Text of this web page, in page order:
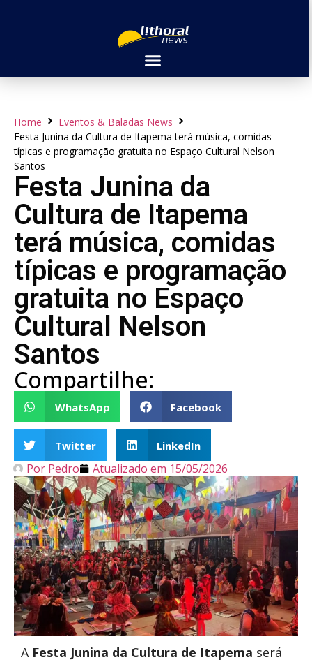
Home
Eventos & Baladas News
Festa Junina da Cultura de Itapema terá música, comidas
típicas e programação gratuita no Espaço Cultural Nelson
Santos
Festa Junina da
Cultura de Itapema
terá música, comidas
típicas e programação
gratuita no Espaço
Cultural Nelson
Santos
Compartilhe:
WhatsApp Facebook
Twitter LinkedIn
Por Pedro Atualizado em 15/05/2026
A Festa Junina da Cultura de Itapema será